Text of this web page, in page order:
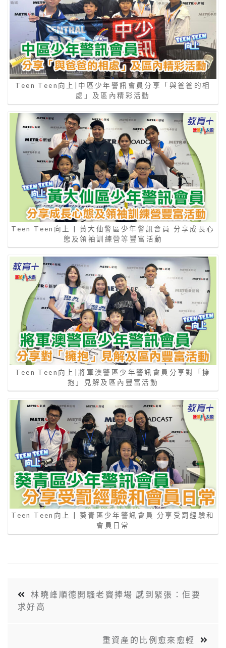
Teen Teen向上|中區少年警訊會員分享「與爸爸的相
處」及區內精彩活動
Teen Teen向上 | 黃大仙警區少年警訊會員 分享成長心
態及領袖訓練營等豐富活動
Teen Teen向上|將軍澳警區少年警訊會員分享對「擁
抱」見解及區內豐富活動
Teen Teen向上 | 葵青區少年警訊會員 分享受罰經驗和
會員日常
林曉峰順德開騷老竇捧場 感到緊張：佢要
求好高
重資產的比例愈來愈輕